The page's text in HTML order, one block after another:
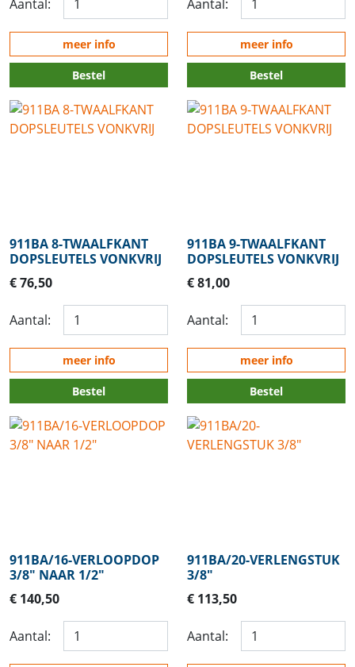
Aantal:
meer info
Bestel
Aantal:
meer info
Bestel
911BA 8-TWAALFKANT
DOPSLEUTELS VONKVRIJ
€ 76,50
Aantal:
meer info
Bestel
911BA 9-TWAALFKANT
DOPSLEUTELS VONKVRIJ
€ 81,00
Aantal:
meer info
Bestel
911BA/16-VERLOOPDOP
3/8" NAAR 1/2"
€ 140,50
Aantal:
911BA/20-VERLENGSTUK
3/8"
€ 113,50
Aantal: